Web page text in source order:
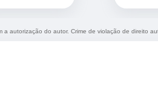
autorização do autor. Crime de violação de direito